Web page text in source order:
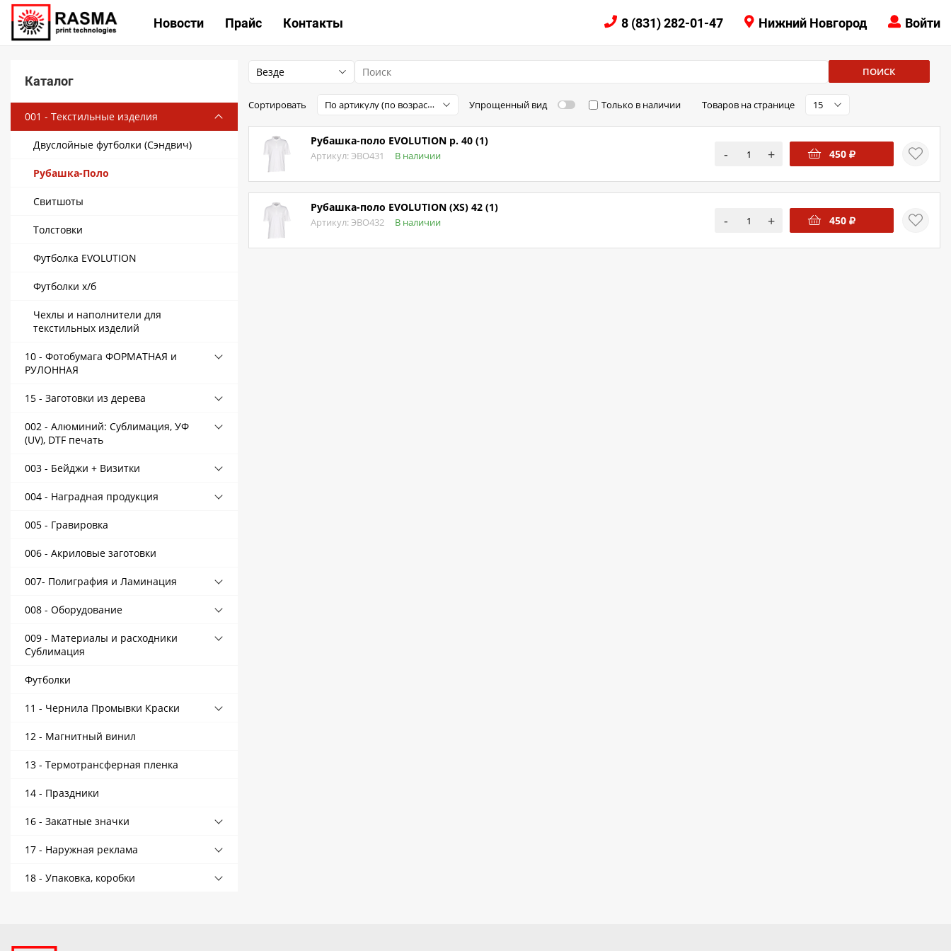
Связаться с нами
Как купить
Доставка
Условия поставки
Счет - Договор
О магазине
Как купить
Доставка
Новости
Контакты
Политика конфиденциальности
КАТАЛОГ КОНТАКТЫ
Новости Прайс Контакты 8 (831) 282-01-47 Нижний Новгород Войти
Каталог
001 - Текстильные изделия
Двуслойные футболки (Сэндвич)
Рубашка-Поло
Свитшоты
Толстовки
Футболка EVOLUTION
Футболки х/б
Чехлы и наполнители для
текстильных изделий
10 - Фотобумага ФОРМАТНАЯ и
РУЛОННАЯ
15 - Заготовки из дерева
002 - Алюминий: Сублимация, УФ
(UV), DTF печать
003 - Бейджи + Визитки
004 - Наградная продукция
005 - Гравировка
006 - Акриловые заготовки
007- Полиграфия и Ламинация
008 - Оборудование
009 - Материалы и расходники
Сублимация
Футболки
11 - Чернила Промывки Краски
12 - Магнитный винил
13 - Термотрансферная пленка
14 - Праздники
16 - Закатные значки
17 - Наружная реклама
18 - Упаковка, коробки
Везде ПОИСК
Сортировать По артикулу (по возрастанию) Упрощенный вид Только в наличии Товаров на странице 15
Рубашка-поло EVOLUTION р. 40 (1)
Артикул: ЭВО431 В наличии - + 450
Рубашка-поло EVOLUTION (XS) 42 (1)
Артикул: ЭВО432 В наличии - + 450